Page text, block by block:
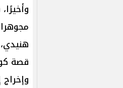
قصة